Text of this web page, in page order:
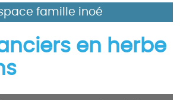
famille inoé
en herbe